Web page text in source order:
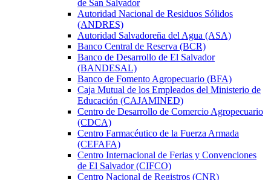
de San Salvador
Autoridad Nacional de Residuos Sólidos
(ANDRES)
Autoridad Salvadoreña del Agua (ASA)
Banco Central de Reserva (BCR)
Banco de Desarrollo de El Salvador
(BANDESAL)
Banco de Fomento Agropecuario (BFA)
Caja Mutual de los Empleados del Ministerio de
Educación (CAJAMINED)
Centro de Desarrollo de Comercio Agropecuario
(CDCA)
Centro Farmacéutico de la Fuerza Armada
(CEFAFA)
Centro Internacional de Ferias y Convenciones
de El Salvador (CIFCO)
Centro Nacional de Registros (CNR)